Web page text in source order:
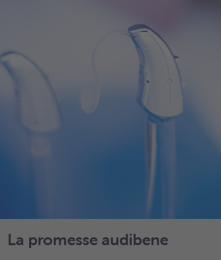
La promesse audibene